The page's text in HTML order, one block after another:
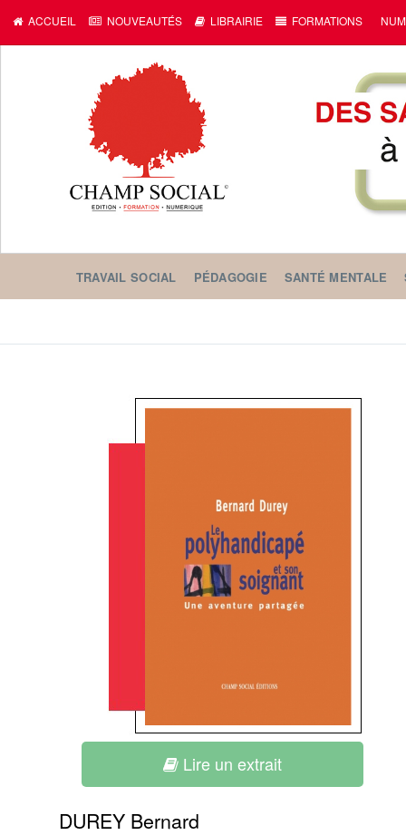
ACCUEIL NOUVEAUTÉS LIBRAIRIE FORMATIONS
TRAVAIL SOCIAL PÉDAGOGIE SANTÉ MENTALE
Lire un extrait
DUREY Bernard